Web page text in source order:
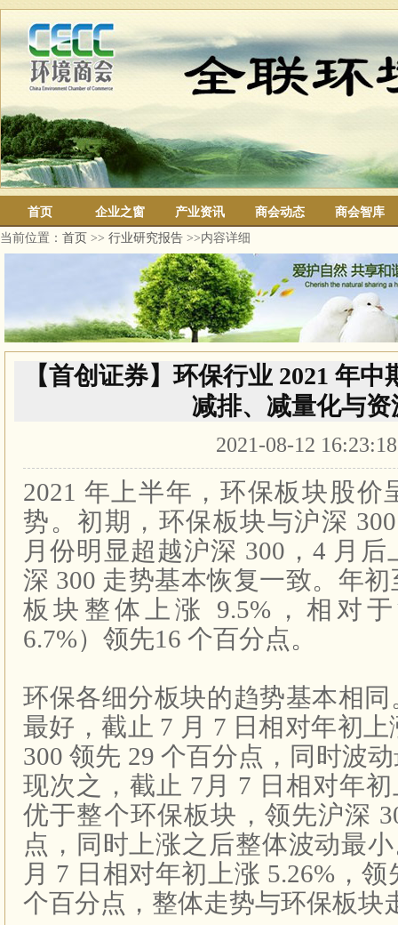
首页 企业之窗 产业资讯 商会动态
商会智库
当前位置： 首页 >> 行业研究报告 >>内容详细
【首创证券】环保行业 2021 年
减排、减量化与资
2021-08-12
2021 年上半年，环保板块股价
势。初期，环保板块与沪深 300
月份明显超越沪深 300 ，4 月后
深 300 走势基本恢复一致。年初
板块整体上涨
9.5% ，相对
6.7%）领先16 个百分点。
环保各细分板块的趋势基本相
最好，截止 7 月 7 日相对年初上
300领先 29 个百分点，同时波
现次之，截止 7 月 7 日相对年
优于整个环保板块，领先沪深
点，同时上涨之后整体波动最
月 7 日相对年初上涨 5.26% ，
个百分点，整体走势与环保板块